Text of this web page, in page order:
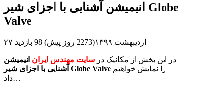
انیمیشن آشنایی با اجزای شیر Globe
Valve
۲۷ اردیبهشت ۱۳۹۹(2273 روز پیش) 98 بازدید
در این بخش از مکانیک در سایت مهندس ایران انیمیشن
آشنایی با اجزای شیر Globe Valve
داد…